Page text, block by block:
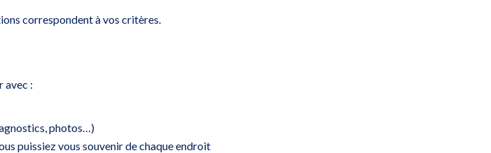
correspondent à vos critères.
avec :
photos…)
puissiez vous souvenir de chaque endroit